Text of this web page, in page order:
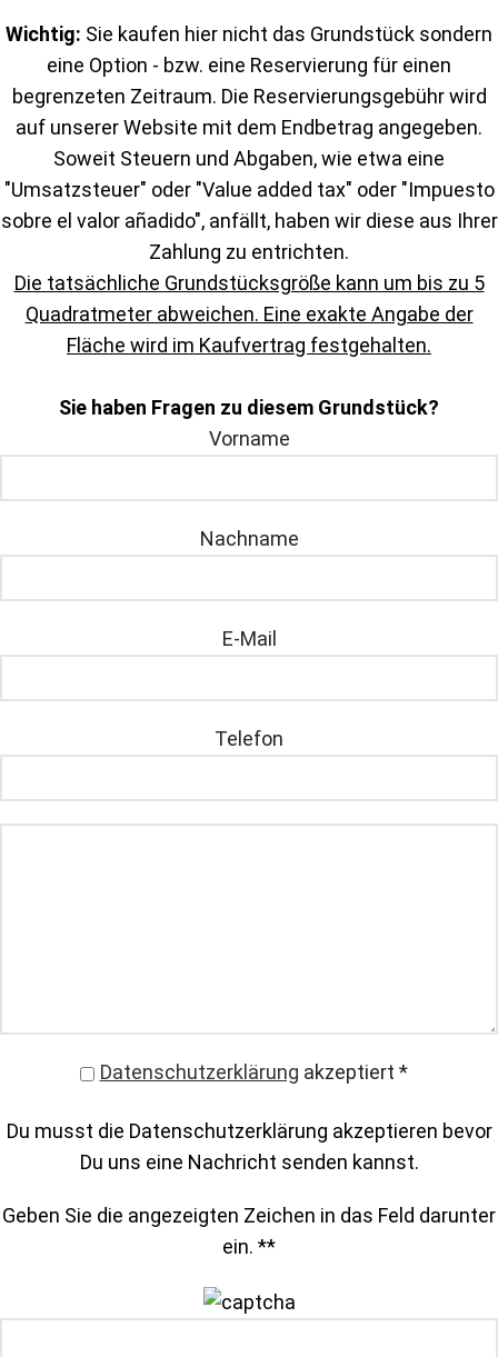
Wichtig: Sie kaufen hier nicht das Grundstück sondern
eine Option - bzw. eine Reservierung für einen
begrenzeten Zeitraum. Die Reservierungsgebühr wird
auf unserer Website mit dem Endbetrag angegeben.
Soweit Steuern und Abgaben, wie etwa eine
"Umsatzsteuer" oder "Value added tax" oder "Impuesto
sobre el valor añadido", anfällt, haben wir diese aus Ihrer
Zahlung zu entrichten.
Die tatsächliche Grundstücksgröße kann um bis zu 5
Quadratmeter abweichen. Eine exakte Angabe der
Fläche wird im Kaufvertrag festgehalten.
Sie haben Fragen zu diesem Grundstück?
Vorname
Nachname
E-Mail
Telefon
Datenschutzerklärung akzeptiert *
Du musst die Datenschutzerklärung akzeptieren bevor
Du uns eine Nachricht senden kannst.
Geben Sie die angezeigten Zeichen in das Feld darunter
ein. **